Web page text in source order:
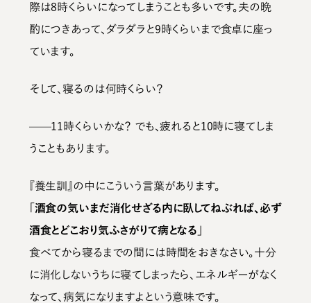
際は8時くらいになってしまうことも多いです。夫の晩
酌につきあって、ダラダラと9時くらいまで食卓に座っ
ています。
そして、寝るのは何時くらい？
——11時くらいかな？ でも、疲れると10時に寝てしま
うこともあります。
『養生訓』の中にこういう言葉があります。
「酒食の気いまだ消化せざる内に臥してねぶれば、必ず
酒食とどこおり気ふさがりて病となる」
食べてから寝るまでの間には時間をおきなさい。十分
に消化しないうちに寝てしまったら、エネルギーがなく
なって、病気になりますよという意味です。